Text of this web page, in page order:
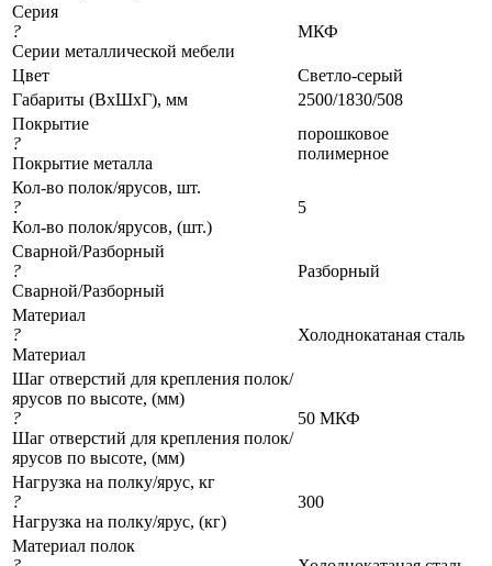
Серия
?
Серии металлической мебели
МКФ
Цвет
Светло-серый
Габариты (ВхШхГ), мм
2500/1830/508
Покрытие
?
Покрытие металла
порошковое
полимерное
Кол-во полок/ярусов, шт.
?
Кол-во полок/ярусов, (шт.)
5
Сварной/Разборный
?
Сварной/Разборный
Разборный
Материал
?
Материал
Холоднокатаная сталь
Шаг отверстий для крепления полок/
ярусов по высоте, (мм)
?
Шаг отверстий для крепления полок/
ярусов по высоте, (мм)
50 МКФ
Нагрузка на полку/ярус, кг
?
Нагрузка на полку/ярус, (кг)
300
Материал полок